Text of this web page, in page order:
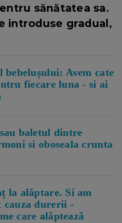
sănătatea sa.
introduse gradual,
Avem cate
fiecare luna - si ai
baletul dintre
si oboseala crunta
la alăptare. Si am
cauza durerii -
care alăptează